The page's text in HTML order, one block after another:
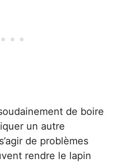
de boire
un autre
de problèmes
rendre le lapin